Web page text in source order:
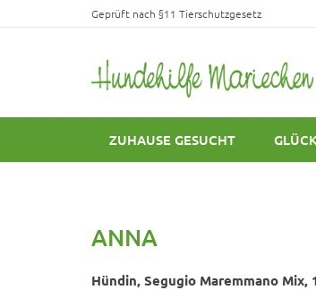
Geprüft nach §11 Tierschutzgesetz
ZUHAUSE GESUCHT
ANNA
Hündin, Segugio Maremmano